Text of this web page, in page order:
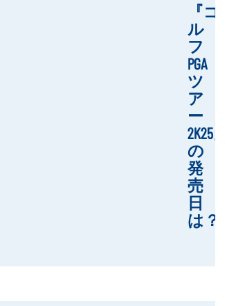
『ゴ
ル
フ
PGA
ツ
ア
ー
2K25』
の
発
売
日
は？